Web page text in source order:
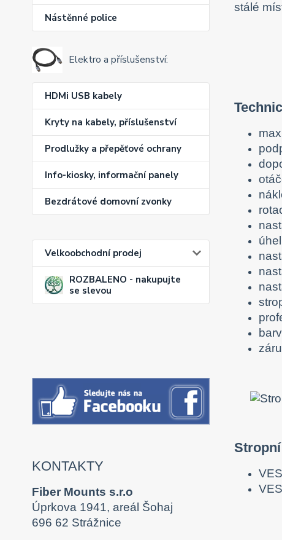
Nástěnné police
Elektro a příslušenství:
HDMi USB kabely
Kryty na kabely, příslušenství
Prodlužky a přepěťové ochrany
Info-kiosky, informační panely
Bezdrátové domovní zvonky
Velkoobchodní prodej
ROZBALENO - nakupujte
se slevou
KONTAKTY
Fiber Mounts s.r.o
Úprkova 1941, areál Šohaj
696 62 Strážnice
stálé